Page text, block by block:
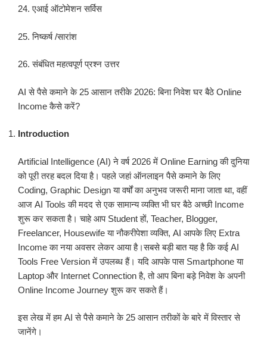
24. एआई ऑटोमेशन सर्विस
25. निष्कर्ष /सारांश
26. संबंधित महत्वपूर्ण प्रश्न उत्तर
AI से पैसे कमाने के 25 आसान तरीके 2026: बिना निवेश घर बैठे Online
Income कैसे करें?
Introduction
Artificial Intelligence (AI) ने वर्ष 2026 में Online Earning की दुनिया
को पूरी तरह बदल दिया है। पहले जहां ऑनलाइन पैसे कमाने के लिए
Coding, Graphic Design या वर्षों का अनुभव जरूरी माना जाता था, वहीं
आज AI Tools की मदद से एक सामान्य व्यक्ति भी घर बैठे अच्छी Income
शुरू कर सकता है। चाहे आप Student हों, Teacher, Blogger,
Freelancer, Housewife या नौकरीपेशा व्यक्ति, AI आपके लिए Extra
Income का नया अवसर लेकर आया है।सबसे बड़ी बात यह है कि कई AI
Tools Free Version में उपलब्ध हैं। यदि आपके पास Smartphone या
Laptop और Internet Connection है, तो आप बिना बड़े निवेश के अपनी
Online Income Journey शुरू कर सकते हैं।
इस लेख में हम AI से पैसे कमाने के 25 आसान तरीकों के बारे में विस्तार से
जानेंगे।